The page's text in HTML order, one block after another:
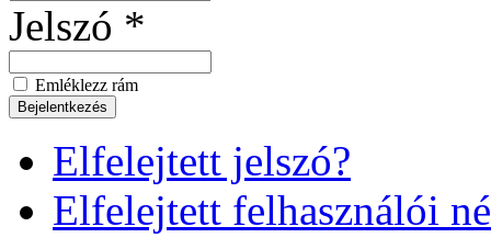
Jelszó *
Emléklezz rám
Elfelejtett jelszó?
Elfelejtett felhasználói